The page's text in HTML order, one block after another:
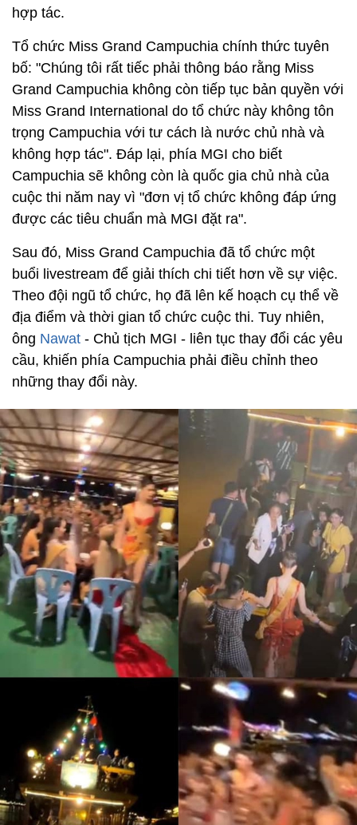
hợp tác.
Tổ chức Miss Grand Campuchia chính thức tuyên
bố: "Chúng tôi rất tiếc phải thông báo rằng Miss
Grand Campuchia không còn tiếp tục bản quyền với
Miss Grand International do tổ chức này không tôn
trọng Campuchia với tư cách là nước chủ nhà và
không hợp tác". Đáp lại, phía MGI cho biết
Campuchia sẽ không còn là quốc gia chủ nhà của
cuộc thi năm nay vì "đơn vị tổ chức không đáp ứng
được các tiêu chuẩn mà MGI đặt ra".
Sau đó, Miss Grand Campuchia đã tổ chức một
buổi livestream để giải thích chi tiết hơn về sự việc.
Theo đội ngũ tổ chức, họ đã lên kế hoạch cụ thể về
địa điểm và thời gian tổ chức cuộc thi. Tuy nhiên,
ông Nawat - Chủ tịch MGI - liên tục thay đổi các yêu
cầu, khiến phía Campuchia phải điều chỉnh theo
những thay đổi này.